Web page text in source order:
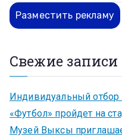
Разместить рекламу
Свежие записи
Индивидуальный
«Футбол» пройдет на
Музей Выксы